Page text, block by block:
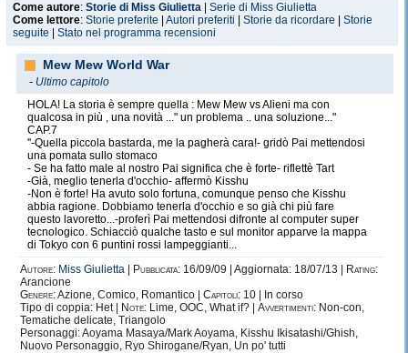
Come autore: Storie di Miss Giulietta
Serie di Miss Giulietta
Come lettore: Storie preferite Autori preferiti Storie da ricordare
Storie
seguite
Stato nel programma recensioni
Mew Mew World War
- Ultimo capitolo
HOLA! La storia è sempre quella : Mew Mew vs Alieni ma con
qualcosa in più , una novità ..." un problema .. una soluzione..."
CAP.7
''-Quella piccola bastarda, me la pagherà cara!- gridò Pai mettendosi
una pomata sullo stomaco
- Se ha fatto male al nostro Pai significa che è forte- riflettè Tart
-Già, meglio tenerla d'occhio- affermò Kisshu
-Non è forte! Ha avuto solo fortuna, comunque penso che Kisshu
abbia ragione. Dobbiamo tenerla d'occhio e so già chi più fare
questo lavoretto...-proferì Pai mettendosi difronte al computer super
tecnologico. Schiacciò qualche tasto e sul monitor apparve la mappa
di Tokyo con 6 puntini rossi lampeggianti...
Autore: Miss Giulietta Pubblicata: 16/09/09 | Aggiornata: 18/07/13 |
Rating:
Arancione
Genere:Azione, Comico, Romantico | Capitoli: 10 | In corso
Tipo di coppia: Het |
Note: Lime, OOC, What if? | Avvertimenti: Non-con,
Tematiche delicate, Triangolo
Personaggi: Aoyama Masaya/Mark Aoyama, Kisshu Ikisatashi/Ghish,
Nuovo Personaggio, Ryo Shirogane/Ryan, Un po' tutti